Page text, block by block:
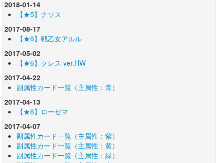
2018-01-14
【★5】ナソス
2017-08-17
【★6】戦乙女アルル
2017-05-02
【★6】クレス ver.HW
2017-04-22
副属性カード一覧（主属性：青）
2017-04-13
【★6】ローゼマ
2017-04-07
副属性カード一覧（主属性：紫）
副属性カード一覧（主属性：黄）
副属性カード一覧（主属性：緑）